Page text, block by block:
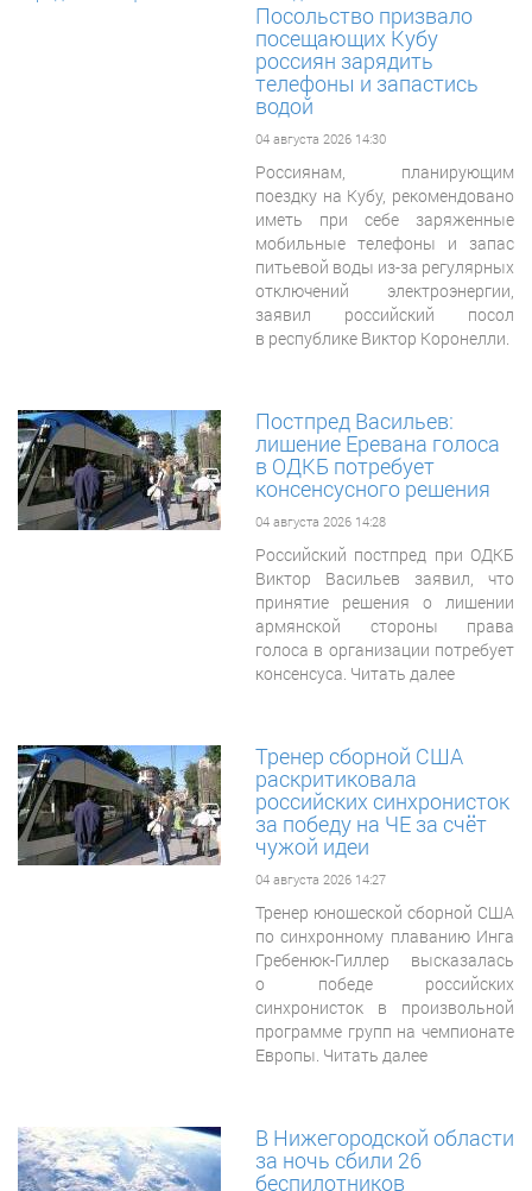
Посольство призвало
посещающих Кубу
россиян зарядить
телефоны и запастись
водой
04 августа 2026 14:30
Россиянам, планирующим
поездку на Кубу, рекомендовано
иметь при себе заряженные
мобильные телефоны и запас
питьевой воды из-за регулярных
отключений электроэнергии,
заявил российский посол
в республике Виктор Коронелли.
Постпред Васильев:
лишение Еревана голоса
в ОДКБ потребует
консенсусного решения
04 августа 2026 14:28
Российский постпред при ОДКБ
Виктор Васильев заявил, что
принятие решения о лишении
армянской стороны права
голоса в организации потребует
консенсуса. Читать далее
Тренер сборной США
раскритиковала
российских синхронисток
за победу на ЧЕ за счёт
чужой идеи
04 августа 2026 14:27
Тренер юношеской сборной США
по синхронному плаванию Инга
Гребенюк-Гиллер высказалась
о победе российских
синхронисток в произвольной
программе групп на чемпионате
Европы. Читать далее
В Нижегородской области
за ночь сбили 26
беспилотников